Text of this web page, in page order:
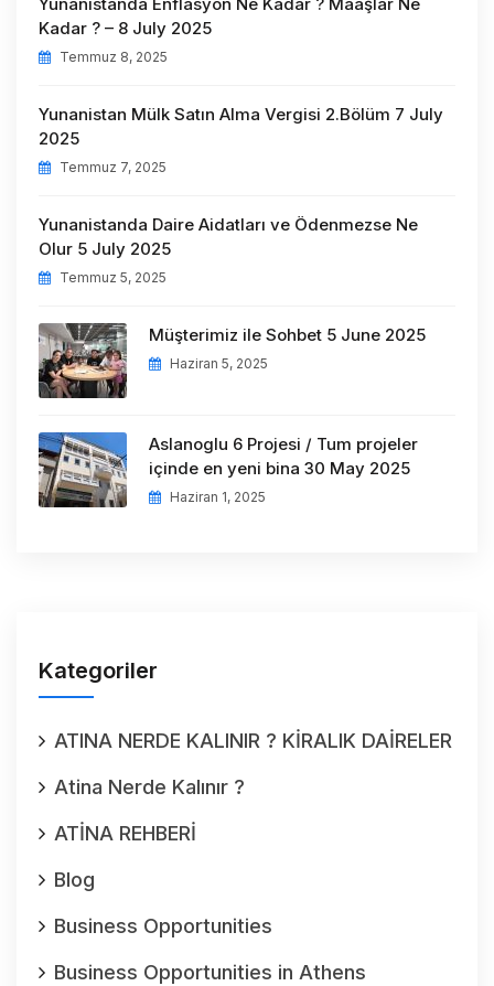
Yunanistanda Enflasyon Ne Kadar ? Maaşlar Ne
Kadar ? – 8 July 2025
Temmuz 8, 2025
Yunanistan Mülk Satın Alma Vergisi 2.Bölüm 7 July
2025
Temmuz 7, 2025
Yunanistanda Daire Aidatları ve Ödenmezse Ne
Olur 5 July 2025
Temmuz 5, 2025
Müşterimiz ile Sohbet 5 June 2025
Haziran 5, 2025
Aslanoglu 6 Projesi / Tum projeler
içinde en yeni bina 30 May 2025
Haziran 1, 2025
Kategoriler
ATINA NERDE KALINIR ? KİRALIK DAİRELER
Atina Nerde Kalınır ?
ATİNA REHBERİ
Blog
Business Opportunities
Business Opportunities in Athens